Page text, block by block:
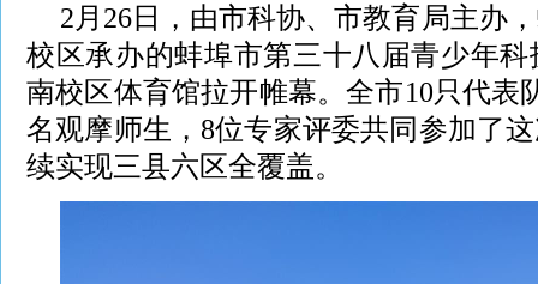
2月26日，由市科协、市教育局主办
校区承办的蚌埠市第三十八届青少年
南校区体育馆拉开帷幕。全市10只代表
名观摩师生，8位专家评委共同参加了
续实现三县六区全覆盖。